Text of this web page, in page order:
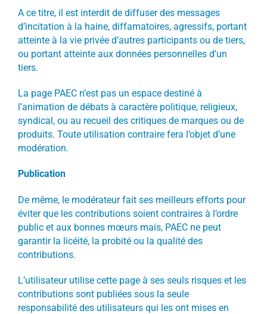
A ce titre, il est interdit de diffuser des messages
d’incitation à la haine, diffamatoires, agressifs, portant
atteinte à la vie privée d’autres participants ou de tiers,
ou portant atteinte aux données personnelles d’un
tiers.
La page PAEC n’est pas un espace destiné à
l’animation de débats à caractère politique, religieux,
syndical, ou au recueil des critiques de marques ou de
produits. Toute utilisation contraire fera l’objet d’une
modération.
Publication
De même, le modérateur fait ses meilleurs efforts pour
éviter que les contributions soient contraires à l’ordre
public et aux bonnes mœurs mais, PAEC ne peut
garantir la licéité, la probité ou la qualité des
contributions.
L’utilisateur utilise cette page à ses seuls risques et les
contributions sont publiées sous la seule
responsabilité des utilisateurs qui les ont mises en